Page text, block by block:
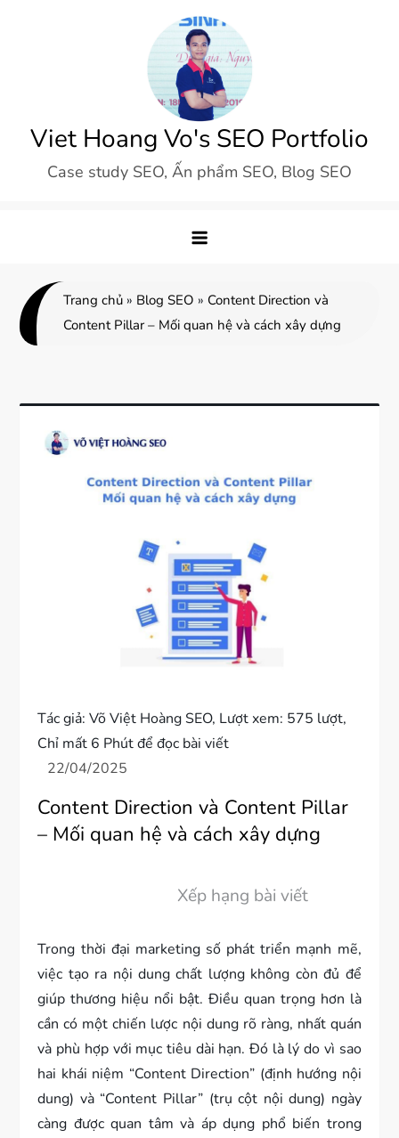
Viet Hoang Vo's SEO Portfolio
Case study SEO, Ấn phẩm SEO, Blog SEO
Trang chủ » Blog SEO » Content Direction và
Content Pillar – Mối quan hệ và cách xây dựng
Tác giả:Võ Việt Hoàng SEO, Lượt xem: 575 lượt,
Chỉ mất 6 Phút để đọc bài viết
Content Direction và Content Pillar
– Mối quan hệ và cách xây dựng
Xếp hạng bài viết
Trong thời đại marketing số phát triển mạnh mẽ,
việc tạo ra nội dung chất lượng không còn đủ để
giúp thương hiệu nổi bật. Điều quan trọng hơn là
cần có một chiến lược nội dung rõ ràng, nhất quán
và phù hợp với mục tiêu dài hạn. Đó là lý do vì sao
hai khái niệm “Content Direction” (định hướng nội
dung) và “Content Pillar” (trụ cột nội dung) ngày
càng được quan tâm và áp dụng phổ biến trong